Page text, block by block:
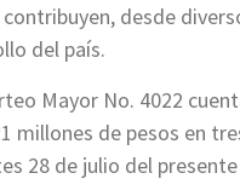
desde
del país.
Mayor No. 4022
millones de pesos en
28 de julio del